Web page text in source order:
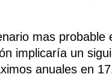
mas probable
implicaría un
anuales en